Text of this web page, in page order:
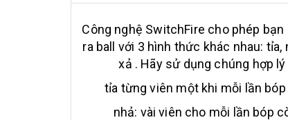
Công nghệ SwitchFire cho phép bạn
ra ball với 3 hình thức khác nhau: tỉa,
xả . Hãy sử dụng chúng hợp lý
tỉa từng viên một khi mỗi lần
nhả: vài viên cho mỗi lần bóp